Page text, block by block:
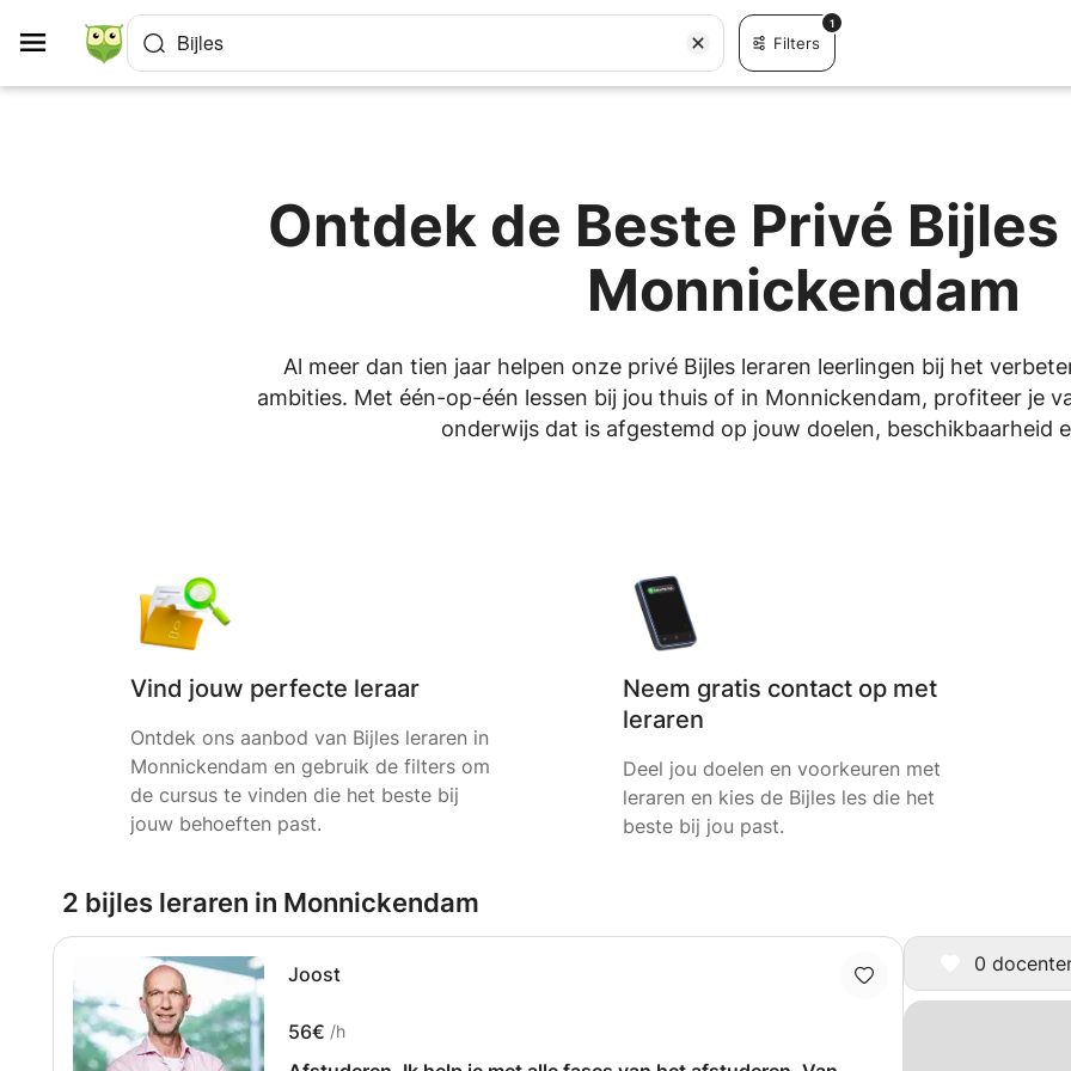
Bijles Filters
1
Ontdek de Beste Privé
Monnickendam
Al meer dan tien jaar helpen onze privé Bijles leraren leerlingen bij het
ambities. Met één-op-één lessen bij jou thuis of in Monnickendam, profiteer je
onderwijs dat is afgestemd op jouw doelen, beschikbaarheid
Vind jouw perfecte leraar
Ontdek ons aanbod van Bijles leraren in
Monnickendam en gebruik de filters om
de cursus te vinden die het beste bij
jouw behoeften past.
Neem gratis contact op met
leraren
Deel jou doelen en voorkeuren met
leraren en kies de Bijles les die het
beste bij jou past.
0
2 bijles leraren in Monnickendam
Joost
56€ /h